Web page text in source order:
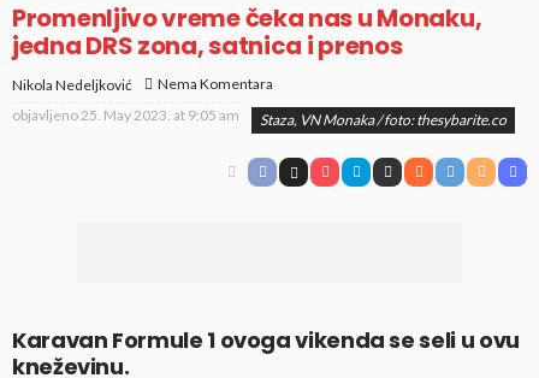
Promenljivo vreme čeka nas u Monaku,
jedna DRS zona, satnica i prenos
Nikola Nedeljković
Nema Komentara
objavljeno 25. May 2023. at 9:05 am Staza, VN Monaka / foto: thesybarite.co
Karavan Formule 1 ovoga vikenda se seli u ovu
kneževinu.